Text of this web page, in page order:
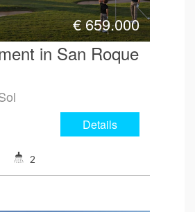
€659.000
in San Roque
Details
2